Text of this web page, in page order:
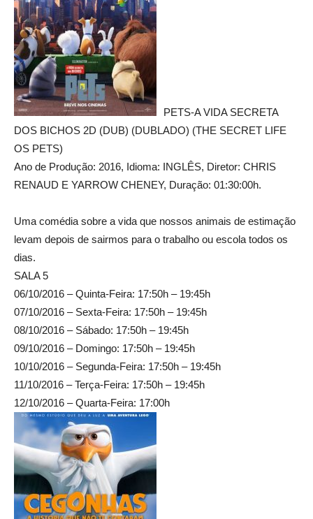
PETS-A VIDA SECRETA
DOS BICHOS 2D (DUB) (DUBLADO) (THE SECRET LIFE
OS PETS)
Ano de Produção: 2016, Idioma: INGLÊS, Diretor: CHRIS
RENAUD E YARROW CHENEY, Duração: 01:30:00h.
Uma comédia sobre a vida que nossos animais de estimação
levam depois de sairmos para o trabalho ou escola todos os
dias.
SALA 5
06/10/2016 – Quinta-Feira: 17:50h – 19:45h
07/10/2016 – Sexta-Feira: 17:50h – 19:45h
08/10/2016 – Sábado: 17:50h – 19:45h
09/10/2016 – Domingo: 17:50h – 19:45h
10/10/2016 – Segunda-Feira: 17:50h – 19:45h
11/10/2016 – Terça-Feira: 17:50h – 19:45h
12/10/2016 – Quarta-Feira: 17:00h